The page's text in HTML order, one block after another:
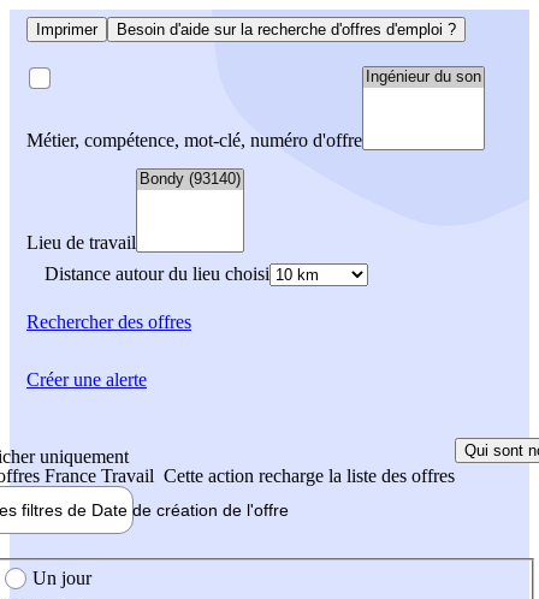
Imprimer Besoin d'aide sur la recherche d'offres d'emploi ?
Métier, compétence, mot-clé, numéro d'offre
Lieu de travail
Distance autour du lieu choisi
Rechercherdes offres
uniquement
France Travail Cette action recharge la liste des offres
Qui sont
filtres de Date de création de l'offre
création de l'offre
Un jour
Créer une alerte